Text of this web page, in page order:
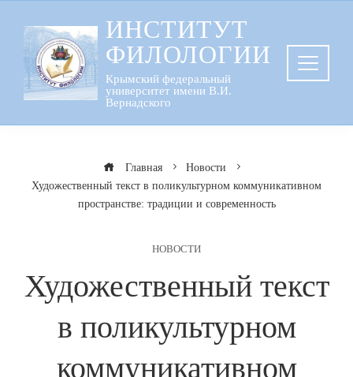
содержанию
ИНСТИТУТ
ФИЛОЛОГИИ
Крымский федеральный
университет имени В.И.
Вернадского
Главная
Новости
Художественный текст в поликультурном коммуникативном
пространстве: традиции и современность
НОВОСТИ
Художественный текст
в поликультурном
коммуникативном